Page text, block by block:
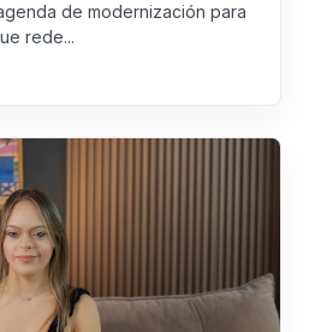
de modernización para
rede...